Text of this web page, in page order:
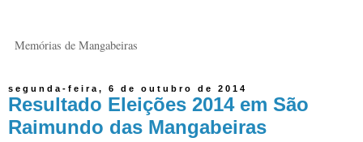
Memórias de Mangabeiras
segunda-feira, 6 de outubro de 2014
Resultado Eleições 2014 em São
Raimundo das Mangabeiras